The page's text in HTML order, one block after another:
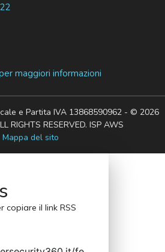
maggiori informazioni
e Partita IVA 13868590962 - © 2026
RIGHTS RESERVED. ISP AWS
Mappa del sito
copiare il link RSS